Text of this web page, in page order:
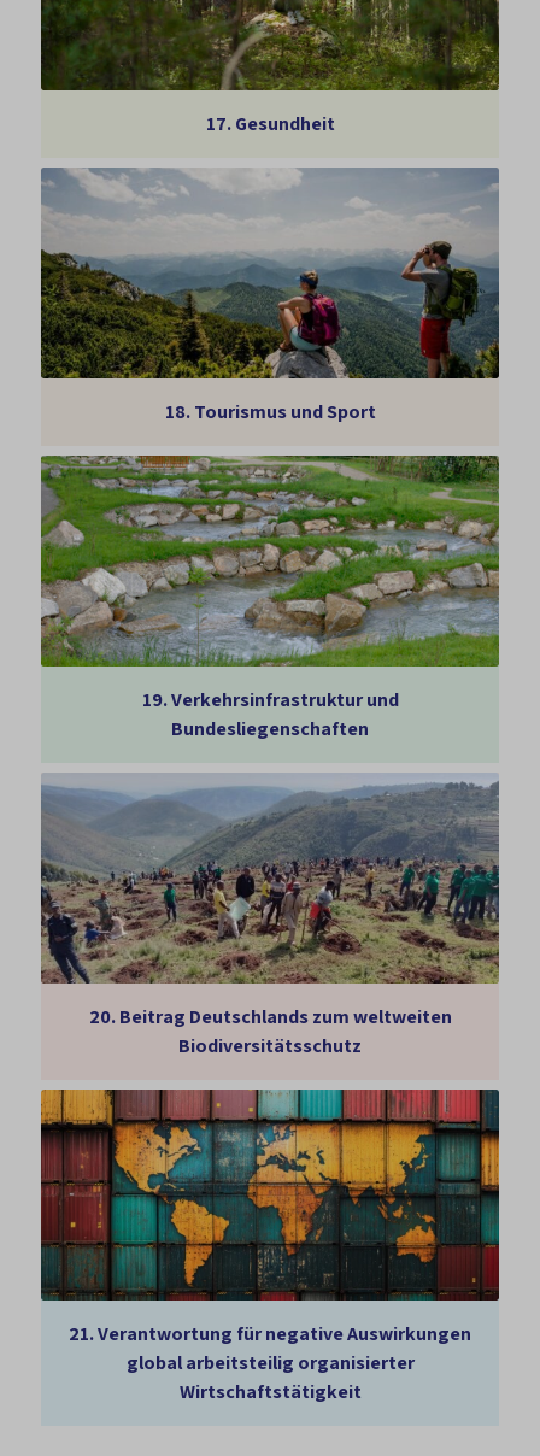
17.Gesundheit
18.Tourismus und Sport
19.Verkehrsinfrastruktur und
Bundesliegenschaften
20.Beitrag Deutschlands zum weltweiten
Biodiversitätsschutz
21.Verantwortung für negative Auswirkungen
global arbeitsteilig organisierter
Wirtschaftstätigkeit